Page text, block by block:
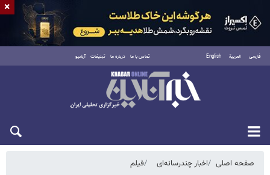
فارسی العربية English تماس با ما درباره ما تبلیغات آرشیو
پنجشنبه ۱۵ مرداد ۱۴۰۵
صفحه اصلی اخبار چندرسانه‌ای فیلم
×